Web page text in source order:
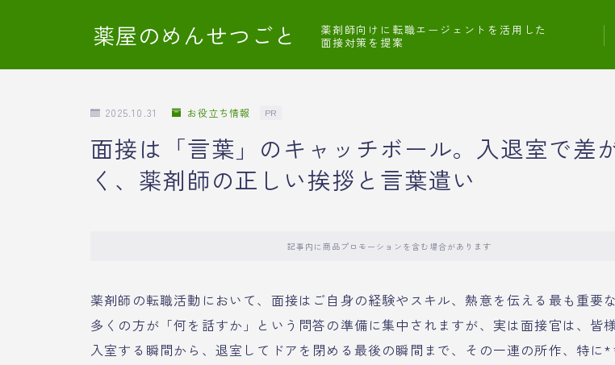
薬屋のめんせつごと
薬剤師向けに転職エージェントを活用した
面接対策を提案
2025.10.31 お役立ち情報 PR
面接は「言葉」のキャッチボール。入退室で差
く、薬剤師の正しい挨拶と言葉遣い
記事内に商品プロモーションを含む場合があります
薬剤師の転職活動において、面接はご自身の経験やスキル、熱意を伝える最も重要な
多くの方が「何を話すか」という問答の準備に集中されますが、実は面接官は、皆
入室する瞬間から、退室してドアを閉める最後の瞬間まで、その一連の所作、特に